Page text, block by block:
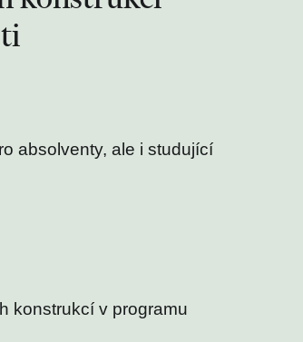
absolventy, ale i studující
konstrukcí v programu